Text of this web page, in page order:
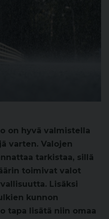
on hyvä valmistella
varten. Valojen
tarkistaa, sillä
toimivat valot
Lisäksi
kunnon
tapa lisätä niin omaa